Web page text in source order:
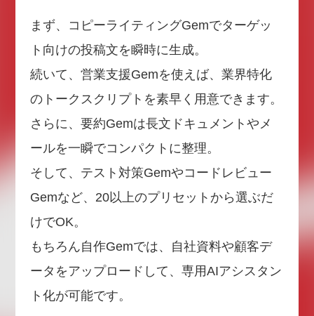
まず、コピーライティングGemでターゲッ
ト向けの投稿文を瞬時に生成。
続いて、営業支援Gemを使えば、業界特化
のトークスクリプトを素早く用意できます。
さらに、要約Gemは長文ドキュメントやメ
ールを一瞬でコンパクトに整理。
そして、テスト対策Gemやコードレビュー
Gemなど、20以上のプリセットから選ぶだ
けでOK。
もちろん自作Gemでは、自社資料や顧客デ
ータをアップロードして、専用AIアシスタン
ト化が可能です。